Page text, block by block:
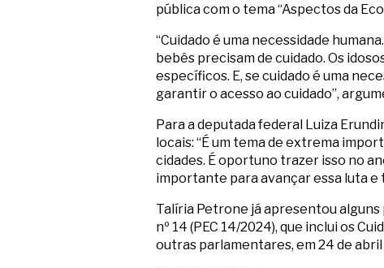
pública com o tema “Aspectos da
“Cuidado é uma necessidade
bebês precisam de cuidado. Os
específicos. E, se cuidado é uma
garantir o acesso ao cuidado”,
Para a deputada federal Luiza
locais: “É um tema de extrema
cidades. É oportuno trazer isso no
importante para avançar essa luta e
Talíria Petrone já apresentou
nº 14 (PEC 14/2024), que inclui os
outras parlamentares, em 24 de